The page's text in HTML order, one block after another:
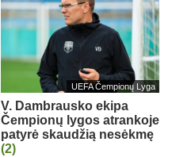
UEFA Čempionų Lyga
V. Dambrausko ekipa
Čempionų lygos atrankoje
patyrė skaudžią nesėkmę
(2)